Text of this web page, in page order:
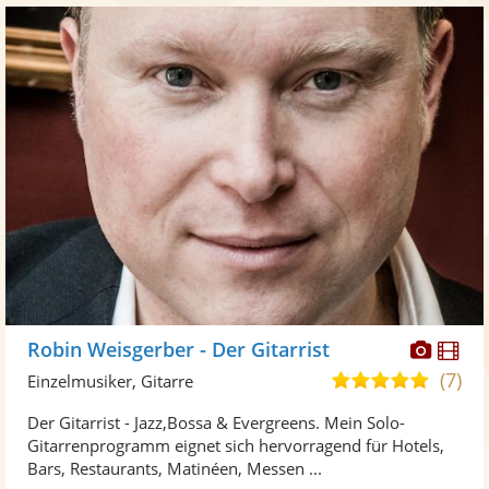
Robin Weisgerber - Der Gitarrist
5,0
5
Sternen
(7)
Einzelmusiker, Gitarre
Der Gitarrist - Jazz,Bossa & Evergreens. Mein Solo-
Gitarrenprogramm eignet sich hervorragend für Hotels,
Bars, Restaurants, Matinéen, Messen ...